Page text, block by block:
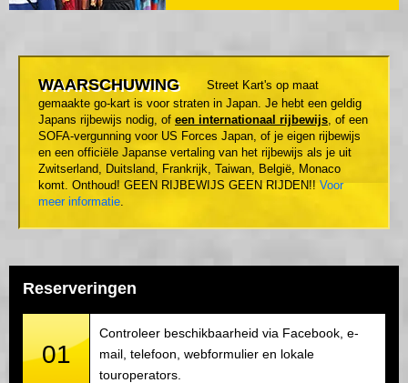
WAARSCHUWING
Street Kart's op maat
gemaakte go-kart is voor straten in Japan. Je hebt een geldig
Japans rijbewijs nodig, of een internationaal rijbewijs , of een
SOFA-vergunning voor US Forces Japan, of je eigen rijbewijs
en een officiële Japanse vertaling van het rijbewijs als je uit
Zwitserland, Duitsland, Frankrijk, Taiwan, België, Monaco
komt. Onthoud! GEEN RIJBEWIJS GEEN RIJDEN!! Voor
meer informatie
Reserveringen
01
Controleer beschikbaarheid via Facebook, e-
mail, telefoon, webformulier en lokale
touroperators.